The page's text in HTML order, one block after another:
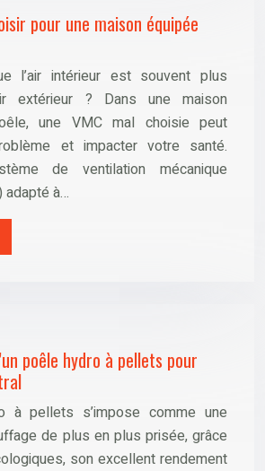
pour une maison équipée
l’air intérieur est souvent plus
extérieur ? Dans une maison
une VMC mal choisie peut
et impacter votre santé.
de ventilation mécanique
adapté à…
poêle hydro à pellets pour
à pellets s’impose comme une
de plus en plus prisée, grâce
son excellent rendement